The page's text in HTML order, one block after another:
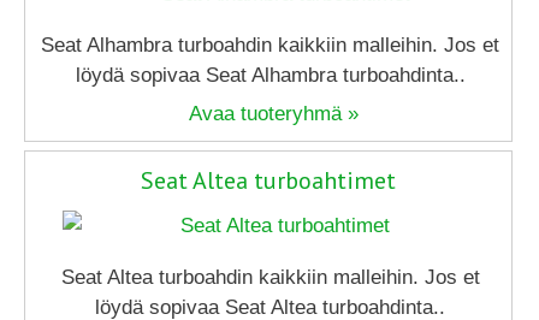
Seat Alhambra turboahdin kaikkiin malleihin. Jos et
löydä sopivaa Seat Alhambra turboahdinta..
Avaa tuoteryhmä »
Seat Altea turboahtimet
Seat Altea turboahdin kaikkiin malleihin. Jos et
löydä sopivaa Seat Altea turboahdinta..